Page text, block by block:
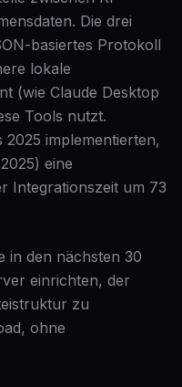
Die drei
basiertes Protokoll
lokale
(wie Claude Desktop
Tools nutzt.
implementierten,
eine
Integrationszeit um 73
in den nächsten 30
einrichten, der
zu
ohne